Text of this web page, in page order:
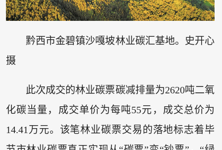
黔西市金碧镇沙嘎坡林业碳汇基地。史开心
摄
此次成交的林业碳票碳减排量为2620吨二氧
化碳当量，成交单价为每吨55元，成交总价为
14.41万元。该笔林业碳票交易的落地标志着毕